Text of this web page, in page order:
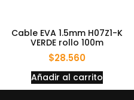
Cable EVA 1.5mm H07Z1-K
VERDE rollo 100m
$28.560
Añadir al carrito